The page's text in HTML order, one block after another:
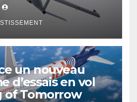
un nouveau
d’essais en vol
of Tomorrow